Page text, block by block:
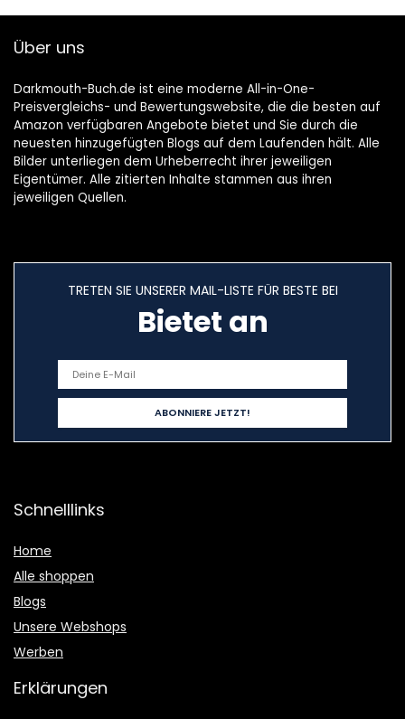
Über uns
Darkmouth-Buch.de ist eine moderne All-in-One-
Preisvergleichs- und Bewertungswebsite, die die besten auf
Amazon verfügbaren Angebote bietet und Sie durch die
neuesten hinzugefügten Blogs auf dem Laufenden hält. Alle
Bilder unterliegen dem Urheberrecht ihrer jeweiligen
Eigentümer. Alle zitierten Inhalte stammen aus ihren
jeweiligen Quellen.
TRETEN SIE UNSERER MAIL-LISTE FÜR BESTE BEI
Bietet an
Schnelllinks
Home
Alle shoppen
Blogs
Unsere Webshops
Werben
Erklärungen